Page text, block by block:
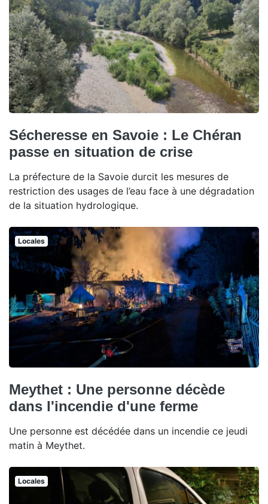
Sécheresse en Savoie : Le Chéran
passe en situation de crise
La préfecture de la Savoie durcit les mesures de
restriction des usages de l’eau face à une dégradation
de la situation hydrologique.
Locales
Meythet : Une personne décède
dans l'incendie d'une ferme
Une personne est décédée dans un incendie ce jeudi
matin à Meythet.
Locales